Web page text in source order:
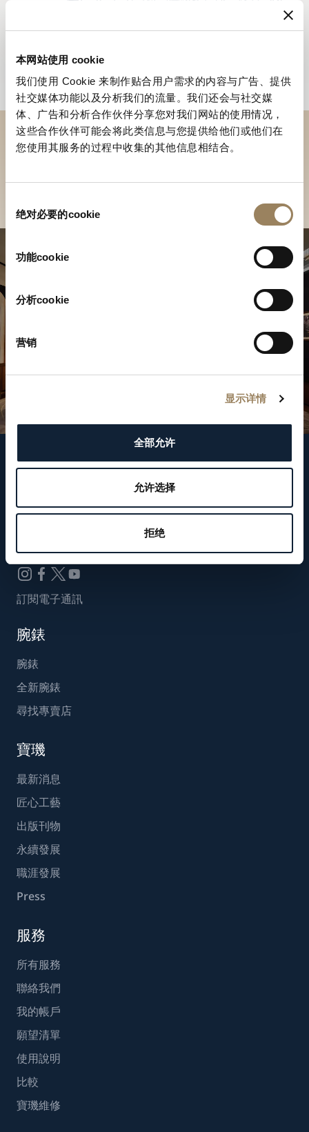
本网站使用 cookie
我们使用 Cookie 来制作贴合用户需求的内容与广告、提供
社交媒体功能以及分析我们的流量。我们还会与社交媒
体、广告和分析合作伙伴分享您对我们网站的使用情况，
这些合作伙伴可能会将此类信息与您提供给他们或他们在
您使用其服务的过程中收集的其他信息相结合。
绝对必要的cookie
功能cookie
分析cookie
营销
显示详情
全部允许
允许选择
拒绝
於專賣店探索品牌系列作品
尋找專賣店
關注我們
WeChat ID
Breguet_China
訂閱電子通訊
腕錶
腕錶
全新腕錶
尋找專賣店
寶璣
最新消息
匠心工藝
出版刊物
永續發展
職涯發展
Press
服務
所有服務
聯絡我們
我的帳戶
願望清單
使用說明
比較
寶璣維修